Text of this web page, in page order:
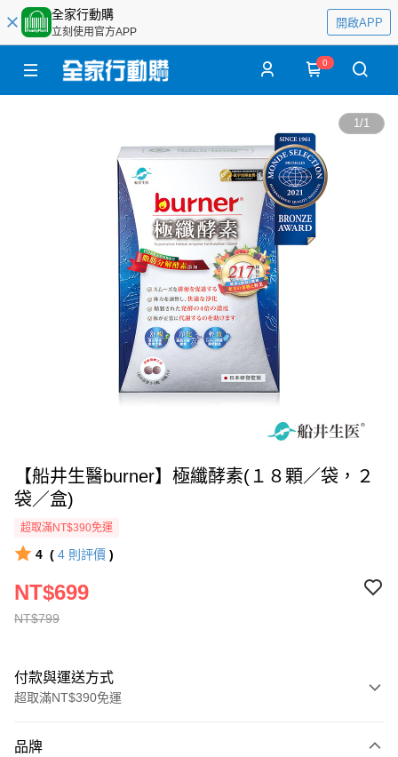
全家行動購
立刻使用官方APP
開啟APP
0
1/1
【船井生醫burner】極纖酵素(１８顆／袋，２
袋／盒)
超取滿NT$390免運
4 ( 4 則評價 )
NT$799
NT$699
付款與運送方式
超取滿NT$390免運
品牌